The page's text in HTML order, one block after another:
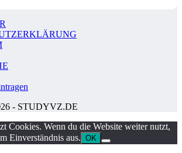
- STUDYVZ.DE
Cookies. Wenn du die Website weiter nutzt,
Einverständnis aus. OK